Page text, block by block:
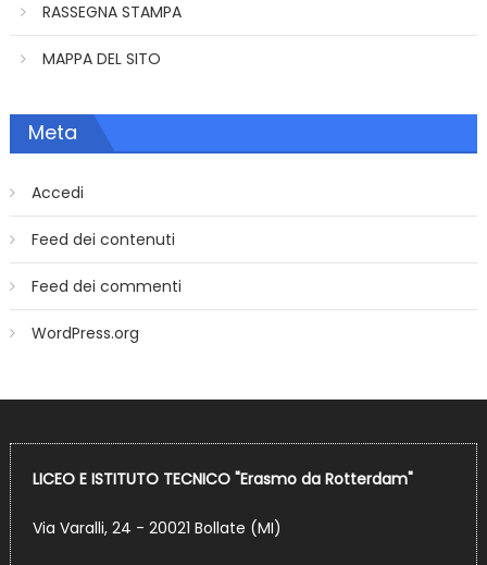
RASSEGNA STAMPA
MAPPA DEL SITO
Meta
Accedi
Feed dei contenuti
Feed dei commenti
WordPress.org
LICEO E ISTITUTO TECNICO "Erasmo da Rotterdam"
Via Varalli, 24 - 20021 Bollate (MI)